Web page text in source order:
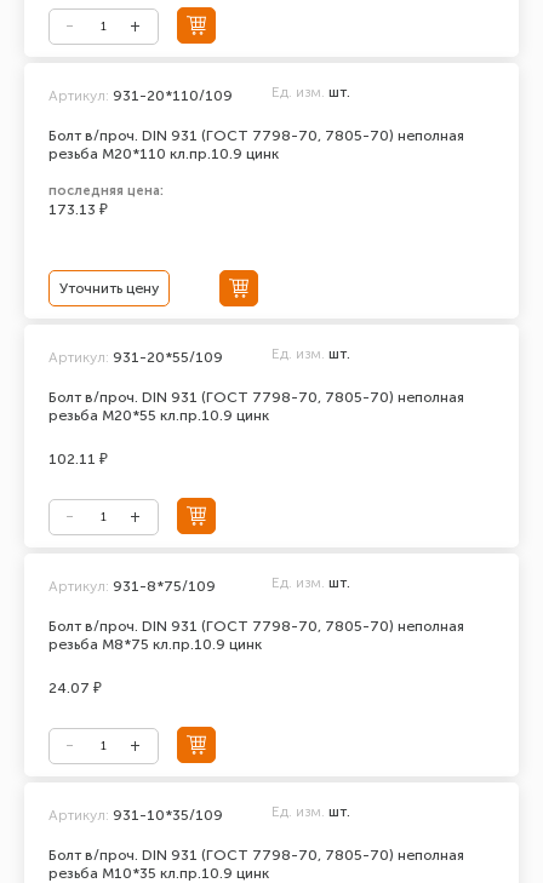
Болт в/проч. DIN 931 (ГОСТ 7798-70, 7805-70) неполная
резьба М20*110 кл.пр.10.9 цинк
Артикул: 931-20*110/109 Ед. изм. шт.
последняя цена:
173.13 ₽
Уточнить цену
Болт в/проч. DIN 931 (ГОСТ 7798-70, 7805-70) неполная
резьба М20*55 кл.пр.10.9 цинк
Артикул: 931-20*55/109 Ед. изм. шт.
102.11 ₽
Болт в/проч. DIN 931 (ГОСТ 7798-70, 7805-70) неполная
резьба М8*75 кл.пр.10.9 цинк
Артикул: 931-8*75/109 Ед. изм. шт.
24.07 ₽
Болт в/проч. DIN 931 (ГОСТ 7798-70, 7805-70) неполная
резьба М10*35 кл.пр.10.9 цинк
Артикул: 931-10*35/109 Ед. изм. шт.